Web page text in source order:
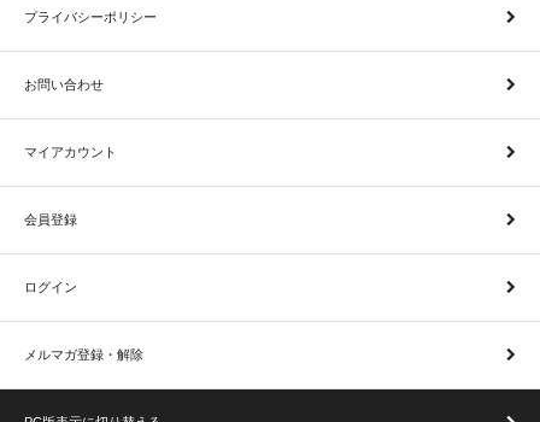
プライバシーポリシー
お問い合わせ
マイアカウント
会員登録
ログイン
メルマガ登録・解除